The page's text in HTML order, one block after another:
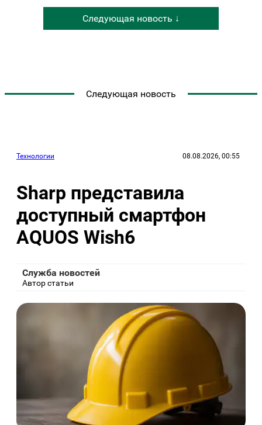
Следующая новость ↓
Следующая новость
Технологии 08.08.2026, 00:55
Sharp представила
доступный смартфон
AQUOS Wish6
Служба новостей
Автор статьи